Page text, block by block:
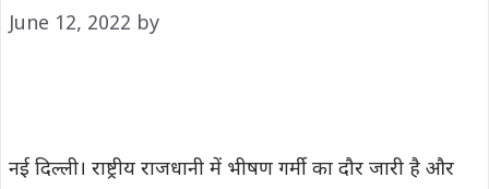
June 12, 2022 by
नई दिल्ली। राष्ट्रीय राजधानी में भीषण गर्मी का दौर जारी है और